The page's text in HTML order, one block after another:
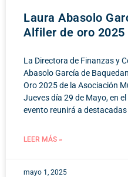
Laura Abasolo
Alfiler de oro 2025
La Directora de Finanzas y
Abasolo García de
Oro 2025 de la Asociación
Jueves día 29 de Mayo, en
evento reunirá a
LEER MÁS »
mayo 1, 2025